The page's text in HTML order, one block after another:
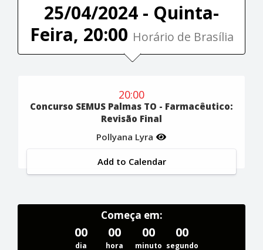
25/04/2024 - Quinta-
Feira, 20:00 Horário de Brasília
20:00
Concurso SEMUS Palmas TO - Farmacêutico:
Revisão Final
Pollyana Lyra
Add to Calendar
Começa em:
00
dia
00
hora
00
minuto
00
segundo